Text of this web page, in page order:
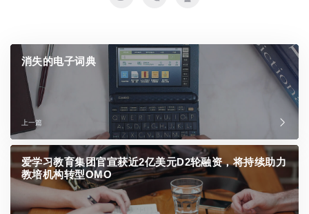
消失的电子词典
上一篇
爱学习教育集团官宣获近2亿美元D2轮融资，将持续助力
教培机构转型OMO